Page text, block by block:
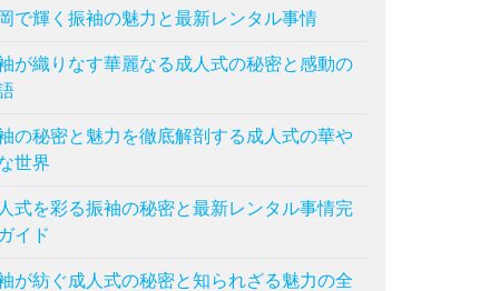
袖
で輝く振袖の魅力と最新レンタル事情
が織りなす華麗なる成人式の秘密と感動の
の秘密と魅力を徹底解剖する成人式の華や
世界
式を彩る振袖の秘密と最新レンタル事情完
イド
が紡ぐ成人式の秘密と知られざる魅力の全